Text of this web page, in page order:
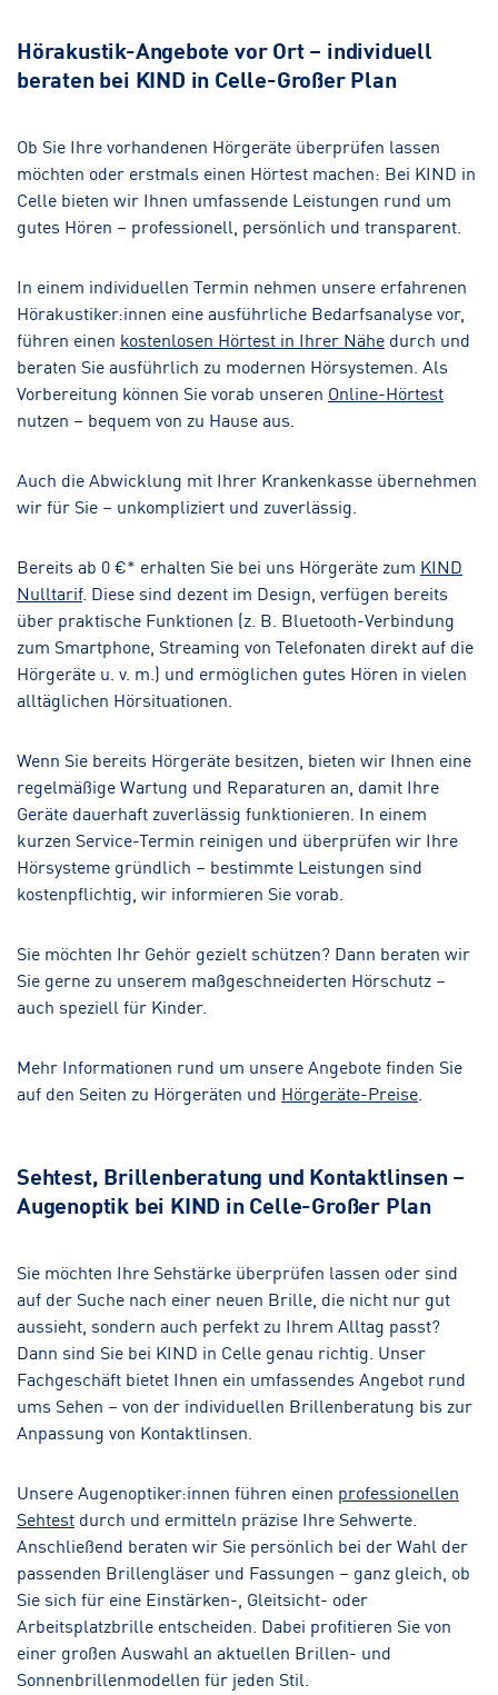
Hörakustik-Angebote vor Ort – individuell
beraten bei KIND in Celle-Großer Plan
Ob Sie Ihre vorhandenen Hörgeräte überprüfen lassen
möchten oder erstmals einen Hörtest machen: Bei KIND in
Celle bieten wir Ihnen umfassende Leistungen rund um
gutes Hören – professionell, persönlich und transparent.
In einem individuellen Termin nehmen unsere erfahrenen
Hörakustiker:innen eine ausführliche Bedarfsanalyse vor,
führen einen kostenlosen Hörtest in Ihrer Nähe durch und
beraten Sie ausführlich zu modernen Hörsystemen. Als
Vorbereitung können Sie vorab unseren Online-Hörtest
nutzen – bequem von zu Hause aus.
Auch die Abwicklung mit Ihrer Krankenkasse übernehmen
wir für Sie – unkompliziert und zuverlässig.
Bereits ab 0 €* erhalten Sie bei uns Hörgeräte zum KIND
Nulltarif. Diese sind dezent im Design, verfügen bereits
über praktische Funktionen (z. B. Bluetooth-Verbindung
zum Smartphone, Streaming von Telefonaten direkt auf die
Hörgeräte u. v. m.) und ermöglichen gutes Hören in vielen
alltäglichen Hörsituationen.
Wenn Sie bereits Hörgeräte besitzen, bieten wir Ihnen eine
regelmäßige Wartung und Reparaturen an, damit Ihre
Geräte dauerhaft zuverlässig funktionieren. In einem
kurzen Service-Termin reinigen und überprüfen wir Ihre
Hörsysteme gründlich – bestimmte Leistungen sind
kostenpflichtig, wir informieren Sie vorab.
Sie möchten Ihr Gehör gezielt schützen? Dann beraten wir
Sie gerne zu unserem maßgeschneiderten Hörschutz –
auch speziell für Kinder.
Mehr Informationen rund um unsere Angebote finden Sie
auf den Seiten zu Hörgeräten und Hörgeräte-Preise
Sehtest, Brillenberatung und Kontaktlinsen –
Augenoptik bei KIND in Celle-Großer Plan
Sie möchten Ihre Sehstärke überprüfen lassen oder sind
auf der Suche nach einer neuen Brille, die nicht nur gut
aussieht, sondern auch perfekt zu Ihrem Alltag passt?
Dann sind Sie bei KIND in Celle genau richtig. Unser
Fachgeschäft bietet Ihnen ein umfassendes Angebot rund
ums Sehen – von der individuellen Brillenberatung bis zur
Anpassung von Kontaktlinsen.
Unsere Augenoptiker:innen führen einen professionellen
Sehtest durch und ermitteln präzise Ihre Sehwerte.
Anschließend beraten wir Sie persönlich bei der Wahl der
passenden Brillengläser und Fassungen – ganz gleich, ob
Sie sich für eine Einstärken-, Gleitsicht- oder
Arbeitsplatzbrille entscheiden. Dabei profitieren Sie von
einer großen Auswahl an aktuellen Brillen- und
Sonnenbrillenmodellen für jeden Stil.